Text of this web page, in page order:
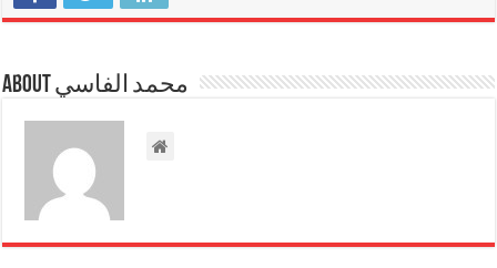
About محمد الفاسي